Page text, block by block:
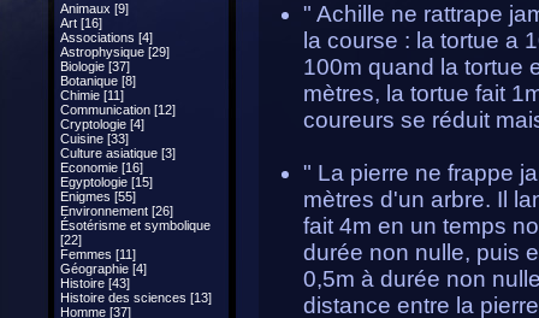
Animaux [9]
Art [16]
Associations [4]
Astrophysique [29]
Biologie [37]
Botanique [8]
Chimie [11]
Communication [12]
Cryptologie [4]
Cuisine [33]
Culture asiatique [3]
Economie [16]
Egyptologie [15]
Enigmes [55]
Environnement [26]
Ésotérisme et symbolique
[22]
Femmes [11]
Géographie [4]
Histoire [43]
Histoire des sciences [13]
Homme [37]
" Achille ne rattrape
la course : la tortue a
100m quand la tortue
mètres, la tortue fait
coureurs se réduit
" La pierre ne frappe
mètres d'un arbre. Il
fait 4m en un temps
durée non nulle, puis
0,5m à durée non
distance entre la